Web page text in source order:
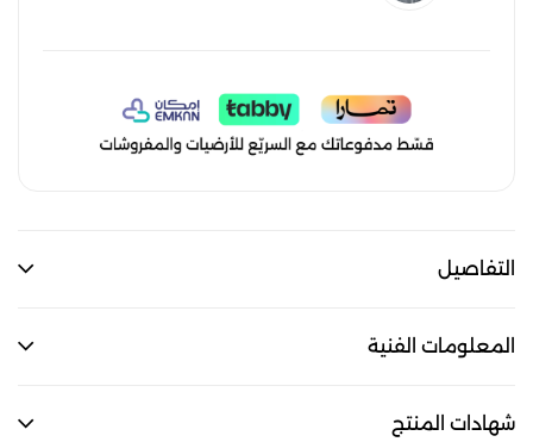
التفاصيل
المعلومات الفنية
شهادات المنتج